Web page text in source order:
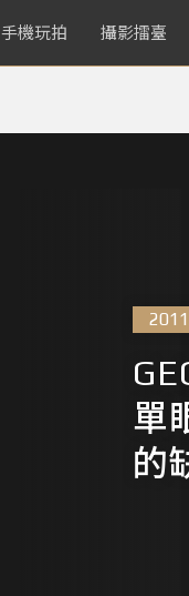
手機玩拍 攝影擂臺
單
的